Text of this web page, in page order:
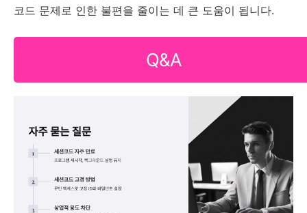
코드 문제로 인한 불편을 줄이는 데 큰 도움이 됩니다.
Q&A